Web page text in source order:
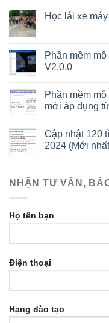
Học lái xe
Phần mềm
V2.0.0
Phần mềm
mới áp dụng
Cập nhật 120
2024 (Mới
NHẬN TƯ VẤN,
Họ tên bạn
Điện thoại
Hạng đào tạo